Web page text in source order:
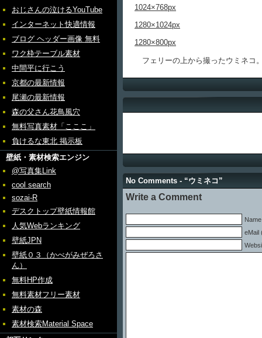
おじさんの泣けるYouTube
インターネット快適情報
ブログ ヘッダー画像 無料
ワク枠テーブル素材
中間平に行こう
京都の最新情報
尾瀬の最新情報
森の父さん花鳥風穴
無料写真素材「こここ」
負けるな東北 掲示板
壁紙・素材検索エンジン
@写真集Link
cool search
sozai-R
デスクトップ壁紙情報館
人気Webランキング
壁紙JPN
壁紙０３（かべがみぜろさ
ん）
無料HP作成
無料素材フリー素材
素材の森
素材検索Material Space
1024×768px
1280×1024px
1280×800px
フェリーの上から撮ったウミネコ
No Comments - “ウミネコ”
Write a Comment
eMail